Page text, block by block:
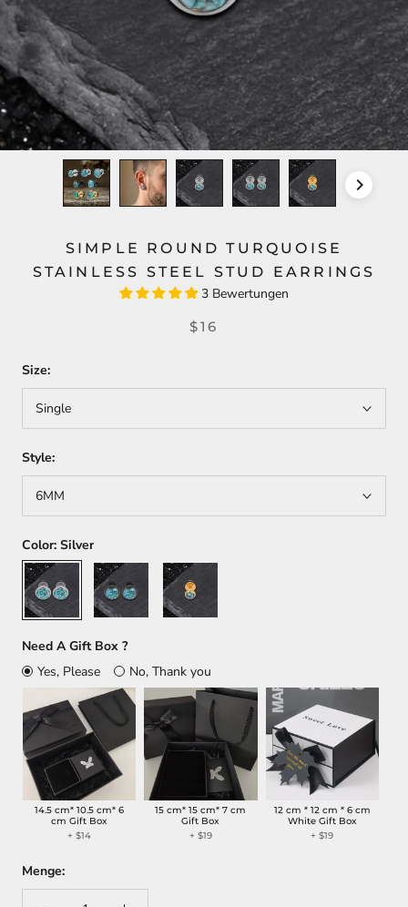
SIMPLE ROUND TURQUOISE
STAINLESS STEEL STUD EARRINGS
3 Bewertungen
$16
Size:
Single
Style:
6MM
Color: Silver
Silver
Black Gold
Need A Gift Box ?
Yes, Please
No, Thank you
14.5 cm* 10.5 cm* 6
cm Gift Box
+$14
15 cm* 15 cm* 7 cm
Gift Box
+ $19
12 cm * 12 cm * 6 cm
White Gift Box
+$19
Menge: